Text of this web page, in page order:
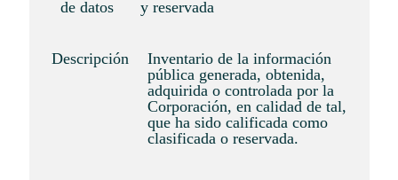
de datos
y reservada
Descripción
Inventario de la información
pública generada, obtenida,
adquirida o controlada por la
Corporación, en calidad de tal,
que ha sido calificada como
clasificada o reservada.